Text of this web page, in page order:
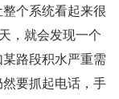
个系统看起来很
，就会发现一个
路段积水严重需
要抓起电话，手